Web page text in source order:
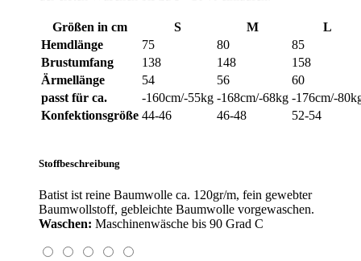
Größen in cm S M
L
Hemdlänge
75 80
85
Brustumfang
138 148
158
Ärmellänge
54 56
60
passt für ca.
-160cm/-55kg -168cm/-68kg -176cm/-
Konfektionsgröße 44-46 46-48 52-54
Stoffbeschreibung
Batist ist reine Baumwolle ca. 120gr/m, fein gewebter
Baumwollstoff, gebleichte Baumwolle vorgewaschen.
Waschen: Maschinenwäsche bis 90 Grad C